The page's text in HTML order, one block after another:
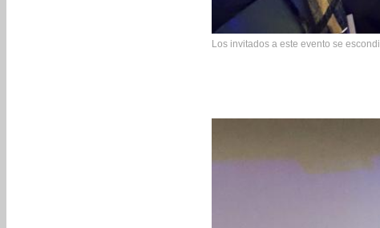
Los invitados a este evento se